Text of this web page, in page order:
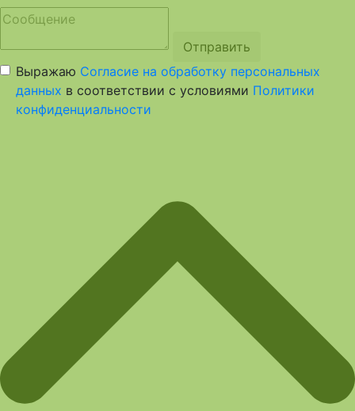
Отправить
Выражаю Согласие на обработку персональных
данных в соответствии с условиями Политики
конфиденциальности